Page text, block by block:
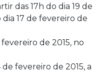
das 17h do dia 19 de
dia 17 de fevereiro de
de 2015, no
fevereiro de 2015, a